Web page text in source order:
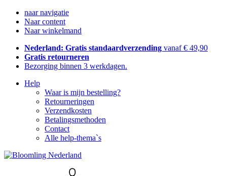
naar navigatie
Naar content
Naar winkelmand
Nederland: Gratis standaardverzending vanaf € 49,90
Gratis retourneren
Bezorging binnen 3 werkdagen.
Help
Waar is mijn bestelling?
Retourneringen
Verzendkosten
Betalingsmethoden
Contact
Alle help-thema`s